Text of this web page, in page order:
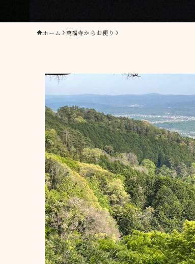
ホーム 萬福寺からお便り